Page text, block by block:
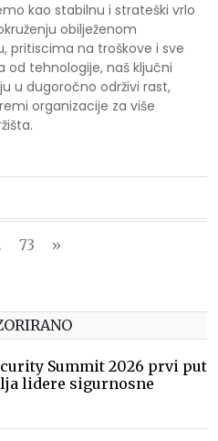
kao stabilnu i strateški vrlo
obilježenom
pritiscima na troškove i sve
tehnologije, naš ključni
u dugoročno održivi rast,
organizacije za više
73 »
Summit 2026 prvi put
lidere sigurnosne